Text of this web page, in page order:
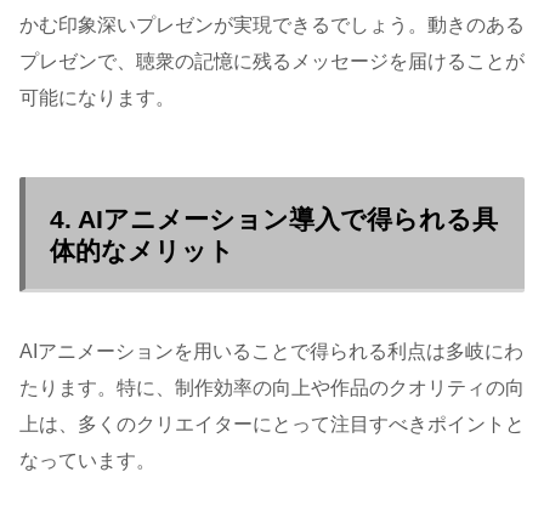
かむ印象深いプレゼンが実現できるでしょう。動きのある
プレゼンで、聴衆の記憶に残るメッセージを届けることが
可能になります。
4. AIアニメーション導入で得られる具
体的なメリット
AIアニメーションを用いることで得られる利点は多岐にわ
たります。特に、制作効率の向上や作品のクオリティの向
上は、多くのクリエイターにとって注目すべきポイントと
なっています。